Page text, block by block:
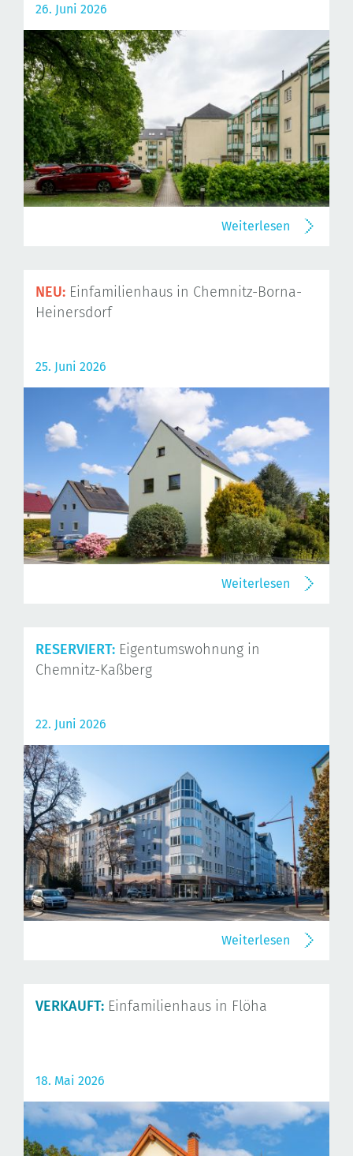
26. Juni 2026
Weiterlesen
NEU: Einfamilienhaus in Chemnitz-Borna-
Heinersdorf
25. Juni 2026
Weiterlesen
RESERVIERT: Eigentumswohnung in
Chemnitz-Kaßberg
22. Juni 2026
Weiterlesen
VERKAUFT: Einfamilienhaus in Flöha
18. Mai 2026